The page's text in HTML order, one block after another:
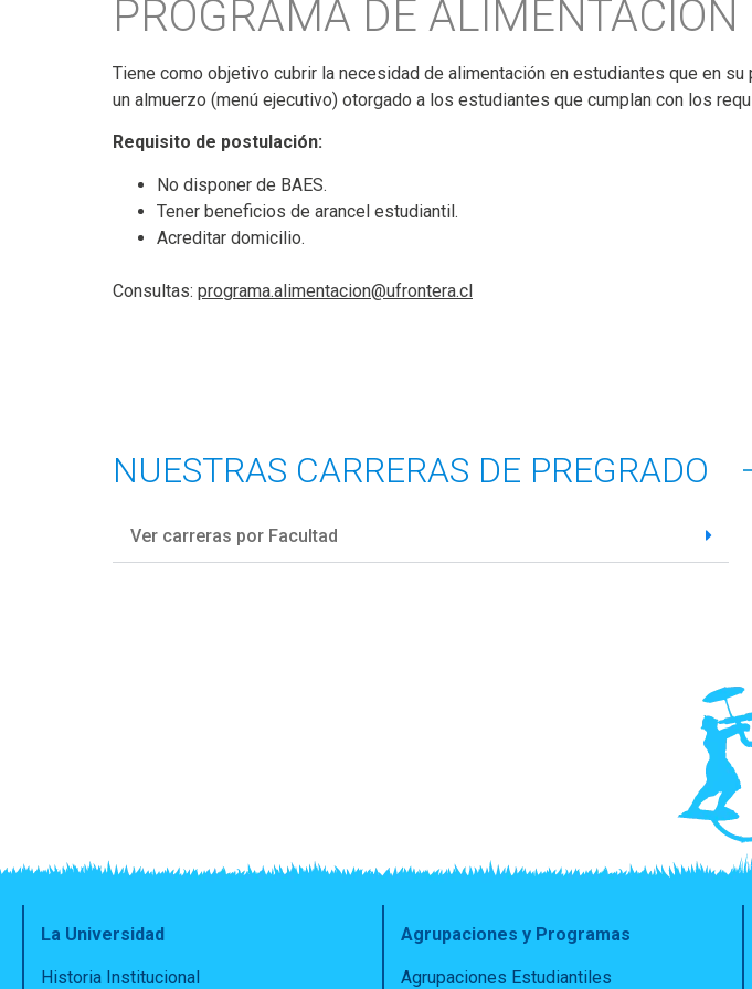
PROGRAMA DE ALIMENTACIÓN
Tiene como objetivo cubrir la necesidad de alimentación en estudiantes que en
un almuerzo (menú ejecutivo) otorgado a los estudiantes que cumplan con los
Requisito de postulación:
No disponer de BAES.
Tener beneficios de arancel estudiantil.
Acreditar domicilio.
Consultas: programa.alimentacion@ufrontera.cl
NUESTRAS CARRERAS DE PREGRADO
Ver carreras por Facultad
La Universidad
Historia Institucional
Agrupaciones y Programas
Agrupaciones Estudiantiles